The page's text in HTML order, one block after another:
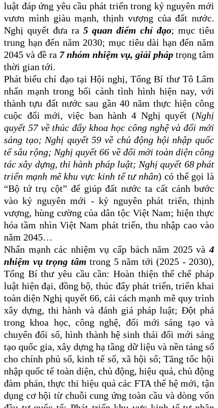
luật đáp ứng yêu cầu phát triển trong kỷ nguyên mới
vươn mình giàu mạnh, thịnh vượng của đất nước.
Nghị quyết đưa ra 5 quan điểm chỉ đạo; mục tiêu
trung hạn đến năm 2030; mục tiêu dài hạn đến năm
2045 và đề ra 7 nhóm nhiệm vụ, giải pháp trọng tâm
thời gian tới.
Phát biểu chỉ đạo tại Hội nghị, Tổng Bí thư Tô Lâm
nhấn mạnh trong bối cảnh tình hình hiện nay, với
thành tựu đất nước sau gần 40 năm thực hiện công
cuộc đổi mới, việc ban hành 4 Nghị quyết (Nghị
quyết 57 vềthúc đẩy khoa học công nghệ và đổi mới
sáng tạo; Nghị quyết 59 về chủ động hội nhập quốc
tế sâu rộng; Nghị quyết 66 về đổi mới toàn diện công
tác xây dựng, thi hành pháp luật; Nghị quyết 68 phát
triển mạnh mẽ khu vực kinh tế tư nhân) có thể gọi là
“Bộ tứ trụ cột” để giúp đất nước ta cất cánh bước
vào kỷ nguyên mới - kỷ nguyên phát triển, thịnh
vượng, hùng cường của dân tộc ViệtNam; hiện thực
hóa tầm nhìn Việt Nam phát triển, thu nhập cao vào
năm 2045…
Nhấn mạnh các nhiệm vụ cấp bách năm 2025 và4
nhiệm vụ trọng tâm trong 5 năm tới (2025 - 2030),
Tổng Bí thư yêu cầu cần: Hoàn thiện thể chế pháp
luật hiện đại, đồng bộ, thúc đẩy phát triển, triển khai
toàn diện Nghị quyết 66, cải cách mạnh mẽ quy trình
xây dựng, thi hành và đánh giá pháp luật; Đột phá
trong khoa học, công nghệ, đổi mới sáng tạo và
chuyển đổi số, hình thành hệ sinh thái đổi mới sáng
tạo quốc gia, xây dựng hạ tầng dữ liệu và nền tảng số
cho chính phủ số, kinh tế số, xã hội số; Tăng tốc hội
nhập quốc tế toàn diện, chủ động, hiệu quả, chủ động
đàm phán, thực thi hiệu quả các FTA thế hệ mới, tận
dụng cơ hội từ chuỗi cung ứng toàn cầu và dòng vốn